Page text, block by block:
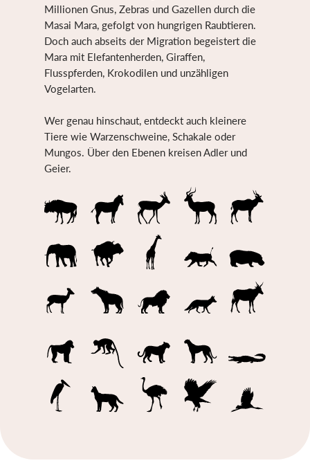
Millionen Gnus, Zebras und Gazellen durch die
Masai Mara, gefolgt von hungrigen Raubtieren.
Doch auch abseits der Migration begeistert die
Mara mit Elefantenherden, Giraffen,
Flusspferden, Krokodilen und unzähligen
Vogelarten.
Wer genau hinschaut, entdeckt auch kleinere
Tiere wie Warzenschweine, Schakale oder
Mungos. Über den Ebenen kreisen Adler und
Geier.